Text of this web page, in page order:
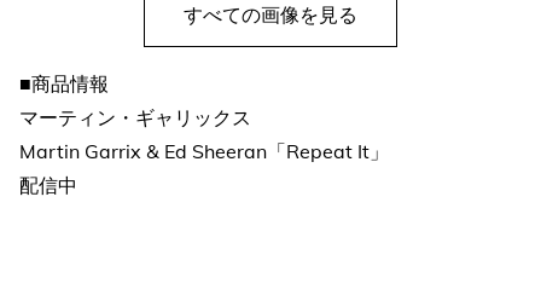
すべての画像を見る
■商品情報
マーティン・ギャリックス
Martin Garrix & Ed Sheeran「Repeat It」
配信中